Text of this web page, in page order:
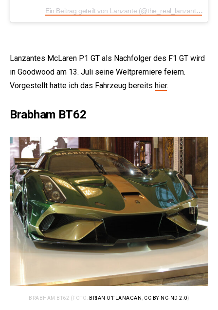
Ein Beitrag geteilt von Lanzante (@the_real_lanzante)am
Lanzantes McLaren P1 GT als Nachfolger des F1 GT wird
in Goodwood am 13. Juli seine Weltpremiere feiern.
Vorgestellt hatte ich das Fahrzeug bereits hier.
Brabham BT62
BRABHAM BT62 (FOTO: BRIAN O’FLANAGAN CC BY-NC-ND 2.0)